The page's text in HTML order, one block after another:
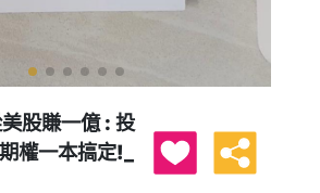
美股賺一億 : 投
權一本搞定!_